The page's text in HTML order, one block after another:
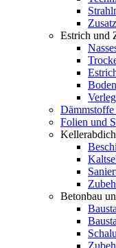
Estrich und
Dämmstoffe
Folien und
Betonbau